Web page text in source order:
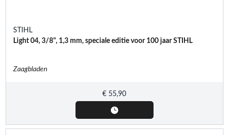
STIHL
Light 04, 3/8", 1,3 mm, speciale editie voor 100 jaar STIHL
Zaagbladen
€ 55,90